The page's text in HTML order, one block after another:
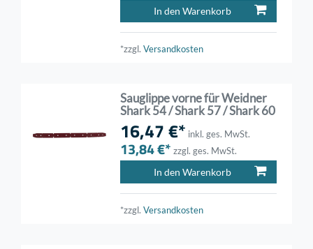
In den Warenkorb
*zzgl.Versandkosten
Sauglippe vorne für Weidner
Shark 54 / Shark 57 / Shark 60
16,47 €* inkl. ges. MwSt.
13,84 €* zzgl. ges. MwSt.
In den Warenkorb
*zzgl.Versandkosten